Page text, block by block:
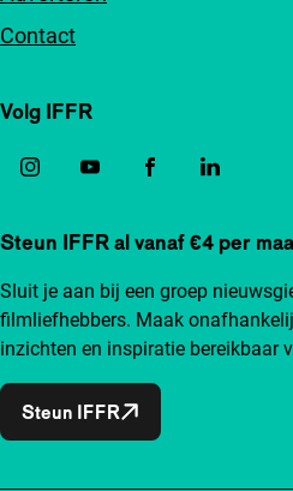
Contact
Volg IFFR
Steun IFFR al vanaf €4 per
Sluit je aan bij een groep
filmliefhebbers. Maak
inzichten en inspiratie bereikbaar
Steun IFFR